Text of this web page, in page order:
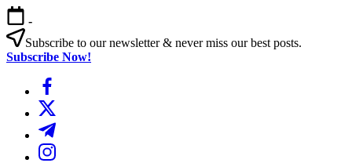
এড়িয়ে
লেখায়
যান
-
Subscribe to our newsletter & never miss our best posts.
Subscribe Now!
https://www.facebook.com/
https://twitter.com/
https://t.me/
https://www.instagram.com/